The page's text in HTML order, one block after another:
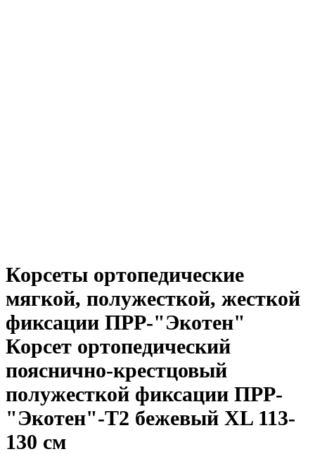
Корсеты ортопедические
мягкой, полужесткой, жесткой
фиксации ПРР-"Экотен"
Корсет ортопедический
пояснично-крестцовый
полужесткой фиксации ПРР-
"Экотен"-Т2 бежевый XL 113-
130 см